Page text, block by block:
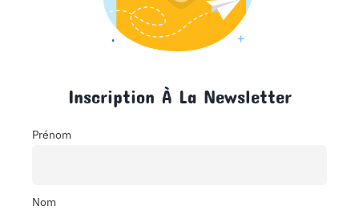
Inscription À La Newsletter
Prénom
Nom